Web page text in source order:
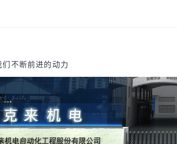
不断前进的动力